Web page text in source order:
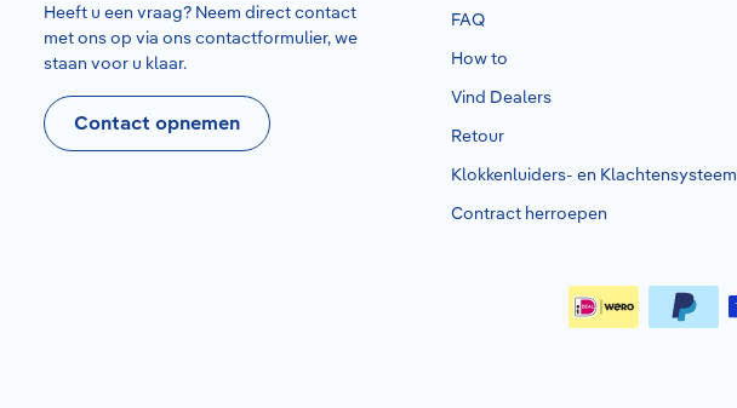
Heeft u een vraag? Neem direct contact
met ons op via ons contactformulier, we
staan voor u klaar.
Contact opnemen
FAQ
How to
Vind Dealers
Retour
Klokkenluiders- en Klachtensysteem
Contract herroepen